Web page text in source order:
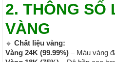
2. THÔNG SỐ
VÀNG
🔹 Chất liệu vàng:
Vàng 24K (99.99%) – Màu vàng